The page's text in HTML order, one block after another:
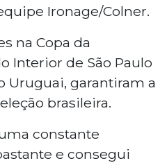
Ironage/Colner.
na Copa da
Interior de São Paulo
Uruguai, garantiram a
brasileira.
constante
e consegui